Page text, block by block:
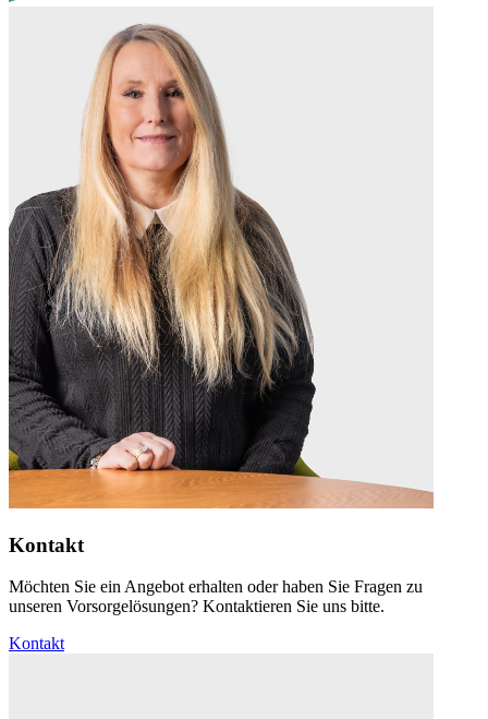
Kontakt
Möchten Sie ein Angebot erhalten oder haben Sie Fragen zu
unseren Vorsorgelösungen? Kontaktieren Sie uns bitte.
Kontakt